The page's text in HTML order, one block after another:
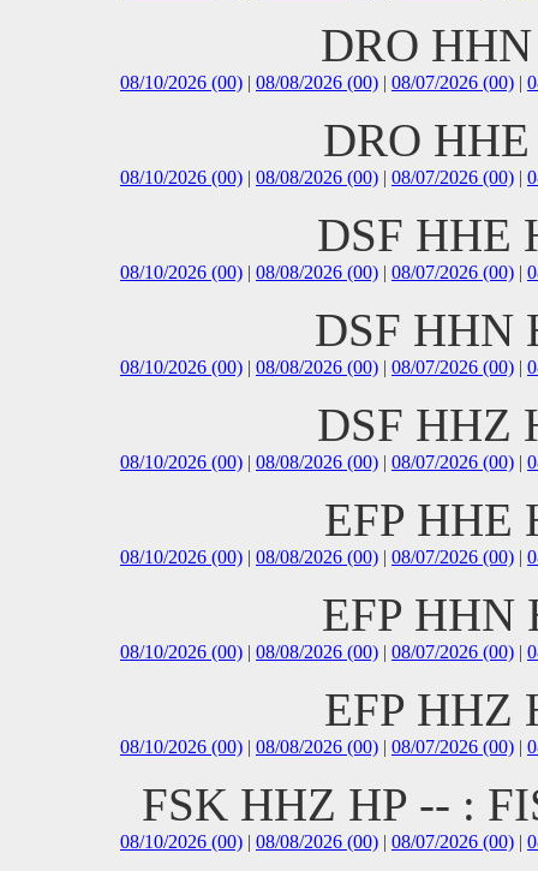
DRO
08/10/2026 (00) | 08/08/2026 (00) | 08/07/2026 (00) |
DRO
08/10/2026 (00) | 08/08/2026 (00) | 08/07/2026 (00) |
DSF HHE
08/10/2026 (00) | 08/08/2026 (00) | 08/07/2026 (00) |
DSF HHN
08/10/2026 (00) | 08/08/2026 (00) | 08/07/2026 (00) |
DSF HHZ
08/10/2026 (00) | 08/08/2026 (00) | 08/07/2026 (00) |
EFP HHE
08/10/2026 (00) | 08/08/2026 (00) | 08/07/2026 (00) |
EFP HHN
08/10/2026 (00) | 08/08/2026 (00) | 08/07/2026 (00) |
EFP HHZ
08/10/2026 (00) | 08/08/2026 (00) | 08/07/2026 (00) |
FSK HHZ HP -- :
08/10/2026 (00) | 08/08/2026 (00) | 08/07/2026 (00) |